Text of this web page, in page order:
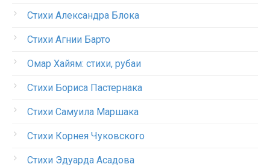
Стихи Александра Блока
Стихи Агнии Барто
Омар Хайям: стихи, рубаи
Стихи Бориса Пастернака
Стихи Самуила Маршака
Стихи Корнея Чуковского
Стихи Эдуарда Асадова